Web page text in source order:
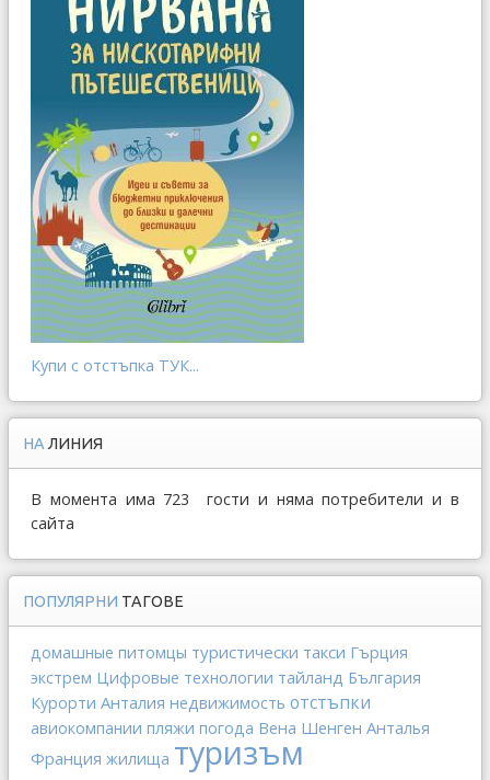
Купи с отстъпка ТУК...
НА ЛИНИЯ
В момента има 723 гости и няма потребители и в
сайта
ПОПУЛЯРНИ ТАГОВЕ
домашные питомцы туристически такси Гърция
экстрем Цифровые технологии тайланд България
Курорти Анталия недвижимость отстъпки
авиокомпании пляжи погода Вена Шенген Анталья
Франция жилища туризъм